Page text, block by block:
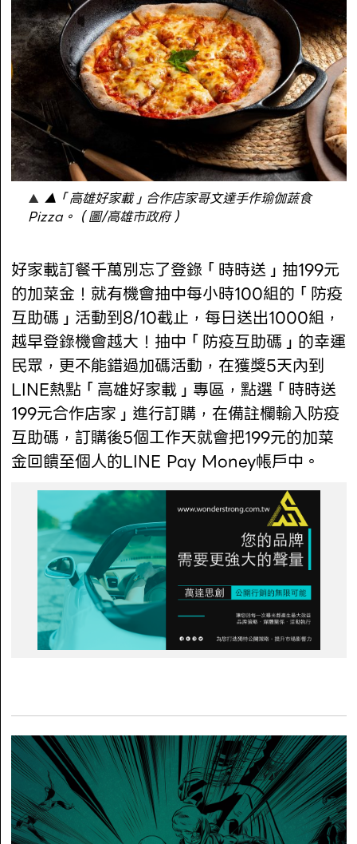
▲「高雄好家載」合作店家哥文達手作瑜伽蔬食
Pizza。（圖/高雄市政府）
好家載訂餐千萬別忘了登錄「時時送」抽199元
的加菜金！就有機會抽中每小時100組的「防疫
互助碼」活動到8/10截止，每日送出1000組，
越早登錄機會越大！抽中「防疫互助碼」的幸運
民眾，更不能錯過加碼活動，在獲獎5天內到
LINE熱點「高雄好家載」專區，點選「時時送
199元合作店家」進行訂購，在備註欄輸入防疫
互助碼，訂購後5個工作天就會把199元的加菜
金回饋至個人的LINE Pay Money帳戶中。